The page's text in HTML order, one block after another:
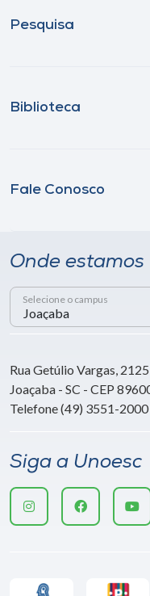
Pesquisa
Biblioteca
Fale Conosco
Onde estamos
Selecione o campus
Rua Getúlio Vargas,
Joaçaba - SC - CEP
Telefone (49) 3551-2000
Siga a Unoesc